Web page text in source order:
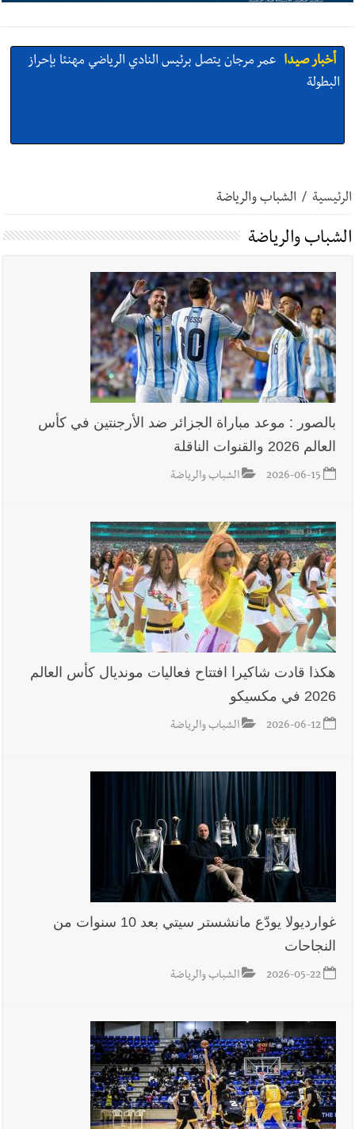
أخبار صيدا
استدراج وابتزاز واعتداء جنسي على قاصر
أخبار صيدا مرفأ صيدا.. إمكانيات كبيرة وعائدات ضخمة في واقع
مأزوم!
أخبار صيدا
المهندس محمد دندشلي : صيدا 2027 : فلنجعلها قصة
يرويها لبنان تؤسس للمستقبل لا سنة نحتفل بها ثم نطويها
أخبار لبنان الطقس غدا صيفي معتاد والحرارة ضمن معدلاتها
أخبار لبنان إنفجار مرفأ أم إنفجار دولة؟... كيف نحمي لبنان؟
أخبار لبنان
راتب النائب من 3 آلاف إلى 5 آلاف دولار شهرياً...
فكيف أقرّت الزيادة؟
أخبار لبنان اجتماعات روما : هذا ما أكدته مصادر مواكبة
للمفاوضات ... أيّ نتائج حاسمة؟
المعاناة التي تمزق القلوب والضمائر؟
أخبار العالم الرئيس الأميركي ترامب يحذّر إيران من ضربة قوية...
وإعلام إيراني: الاتّفاق مع عُمان مؤجّل ما دامت التهديدات مستمرّة
الرئيسية / الشباب والرياضة
الشباب والرياضة
بالصور : موعد مباراة الجزائر ضد الأرجنتين في كأس
العالم 2026 والقنوات الناقلة
2026-06-15 الشباب والرياضة
هكذا قادت شاكيرا افتتاح فعاليات مونديال كأس العالم
2026 في مكسيكو
2026-06-12 الشباب والرياضة
غوارديولا يودّع مانشستر سيتي بعد 10 سنوات من
النجاحات
2026-05-22 الشباب والرياضة